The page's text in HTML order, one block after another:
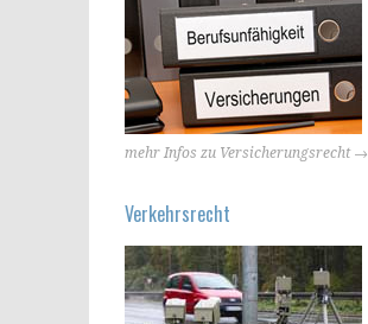
mehr Infos zu Versicherungsrecht →
Verkehrsrecht